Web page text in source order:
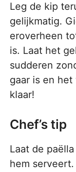
Leg de kip
gelijkmatig.
eroverheen
is. Laat het
sudderen
gaar is en
klaar!
Chef’s tip
Laat de
hem